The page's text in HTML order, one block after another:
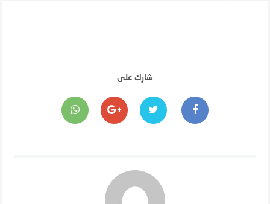
شارك على